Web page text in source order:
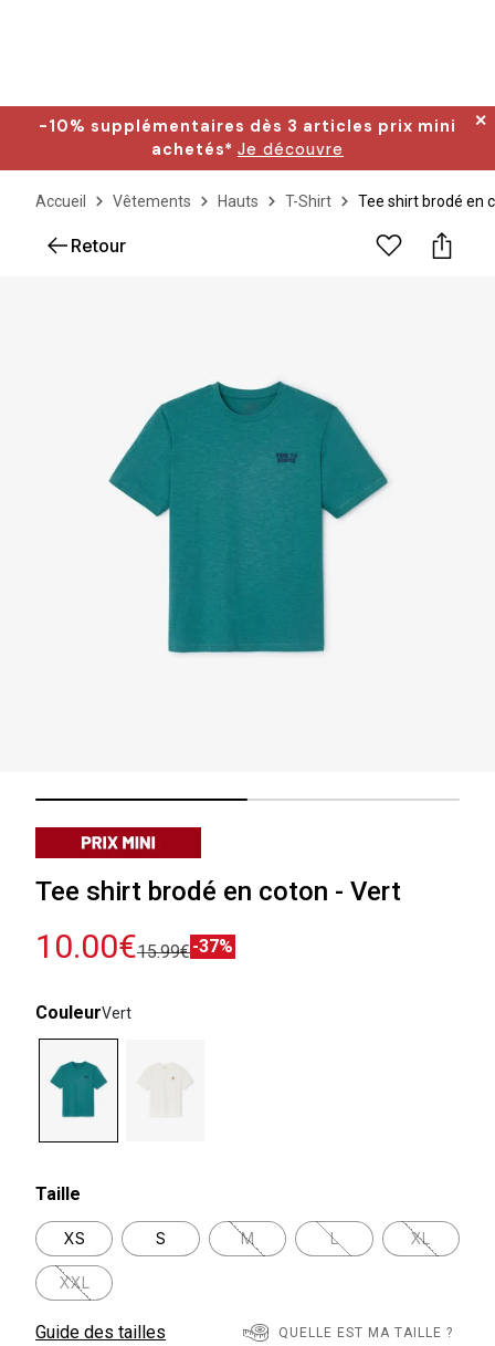
-10% supplémentaires dès 3 articles prix mini
achetés* Je découvre
✕
Accueil Vêtements Hauts T-Shirt Tee shirt brodé en
Retour
Tee shirt brodé en coton - Vert
10.00€15.99€-37%
CouleurVert
Taille
XS S M L XL
XXL
Guide des tailles QUELLE EST MA TAILLE ?